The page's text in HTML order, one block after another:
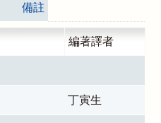
備註
編著譯者
丁寅生